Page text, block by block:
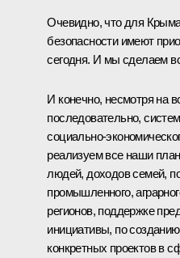
Очевидно, что для
безопасности имеют
сегодня. И мы сделаем
И конечно, несмотря на
последовательно,
социально-
реализуем все наши
людей, доходов семей,
промышленного,
регионов, поддержке
инициативы, по
конкретных проектов в